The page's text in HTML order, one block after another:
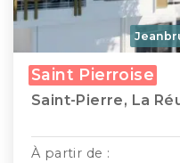
Saint Pierroise
Saint-Pierre, La
À partir de :